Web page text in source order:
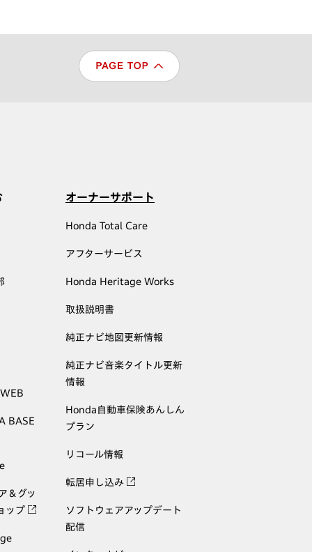
BASE
＆グッ
ップ
オーナーサポート
Honda Total Care
アフターサービス
Honda Heritage Works
取扱説明書
純正ナビ地図更新情報
純正ナビ音楽タイトル更新
情報
Honda自動車保険あんしん
プラン
リコール情報
転居申し込み
ソフトウェアアップデート
配信